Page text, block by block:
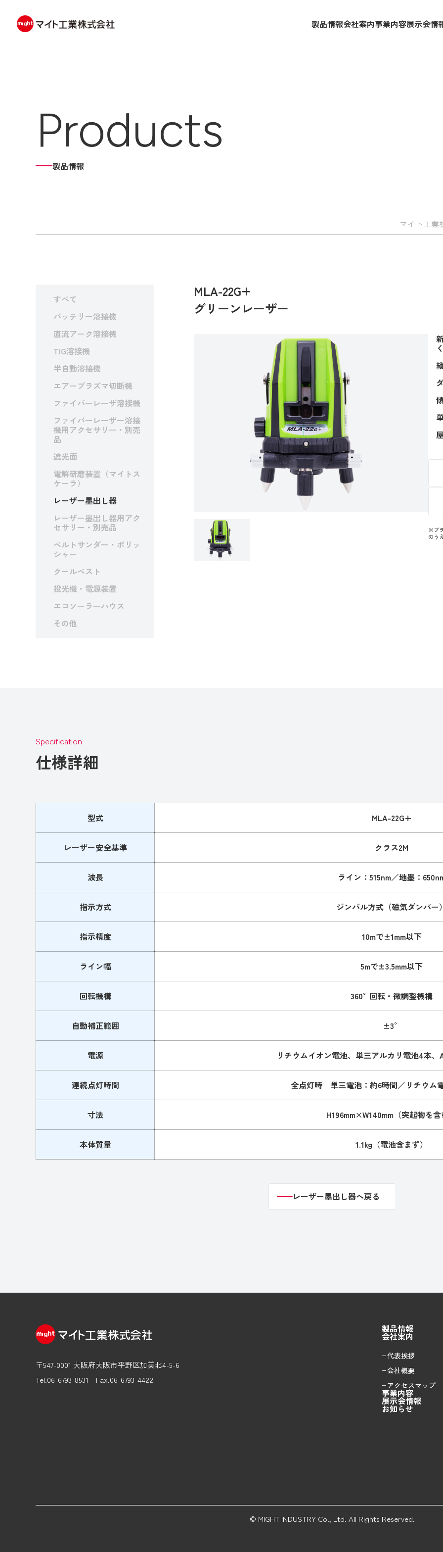
製品情報会社案内事業内容展示会情
Products
製品情報
マイト工業
すべて
バッテリー溶接機
直流アーク溶接機
TIG溶接機
半自動溶接機
エアープラズマ切断機
ファイバーレーザ溶接機
ファイバーレーザー溶接
機用アクセサリー・別売
品
遮光面
電解研磨装置（マイトス
ケーラ）
レーザー墨出し器
レーザー墨出し器用アク
セサリー・別売品
ベルトサンダー・ポリッ
シャー
クールベスト
投光機・電源装置
エコソーラーハウス
その他
MLA-22G+
グリーンレーザー
※ブ
のう
Specification
仕様詳細
型式 MLA-22G+
レーザー安全基準 クラス2M
波長 ライン：515nm／地墨：
指示方式 ジンバル方式（磁気ダンパー
指示精度 10mで±1mm以下
ライン幅 5mで±3.5mm以下
回転機構 360°回転・微調整機構
自動補正範囲 ±3°
電源 リチウムイオン電池、単三アルカリ電池4本、
連続点灯時間 全点灯時 単三電池：約6時間／リチウム
寸法 H196mm×W140mm（突起物を
本体質量 1.1kg（電池含まず）
レーザー墨出し器へ戻る
レーザー墨出し器へ戻る
製品情報
会社案内
代表挨拶
会社概要
アクセスマップ
事業内容
展示会情報
お知らせ
〒547-0001 大阪府大阪市平野区加美北4-5-6
Tel.06-6793-8531
Fax.06-6793-4422
© MIGHT INDUSTRY Co., Ltd. All Rights Reserved.